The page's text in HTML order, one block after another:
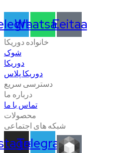
Whatsapp
Eeitaa
خانواده دوریکا
شوک
دوریکا
دوریکا پلاس
دسترسی سریع
درباره ما
تماس با ما
محصولات
شبکه های اجتماعی
Telegram